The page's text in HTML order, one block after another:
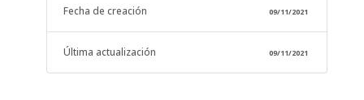
Fecha de creación 09/11/2021
Última actualización 09/11/2021